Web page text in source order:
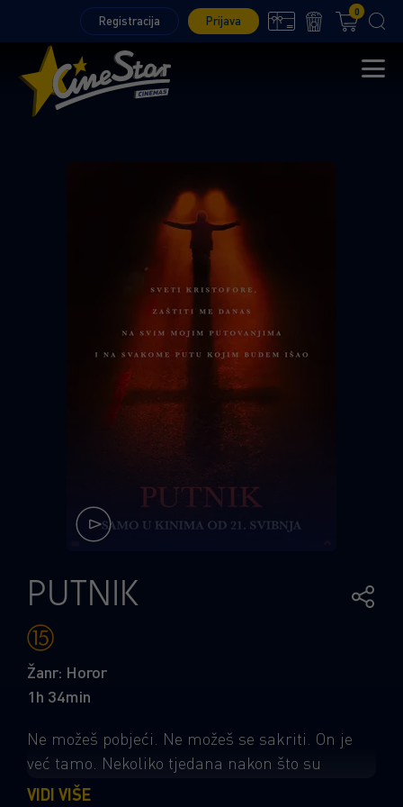
Registracija Prijava
0
PUTNIK
Žanr: Horor
1h 34min
Ne možeš pobjeći. Ne možeš se sakriti. On je
već tamo. Nekoliko tjedana nakon što su
krenuli u avanturu života u kombiju, mladi par
VIDI VIŠE